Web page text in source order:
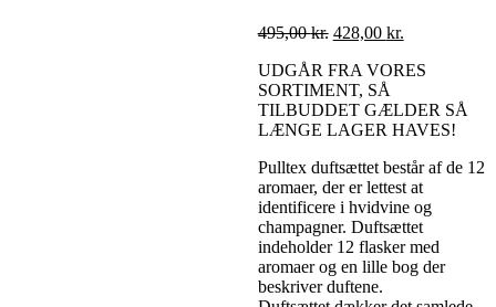
495,00kr. 428,00 kr.
UDGÅR FRA VORES
SORTIMENT, SÅ
TILBUDDET GÆLDER SÅ
LÆNGE LAGER HAVES!
Pulltex duftsættet består af de 12
aromaer, der er lettest at
identificere i hvidvine og
champagner. Duftsættet
indeholder 12 flasker med
aromaer og en lille bog der
beskriver duftene.